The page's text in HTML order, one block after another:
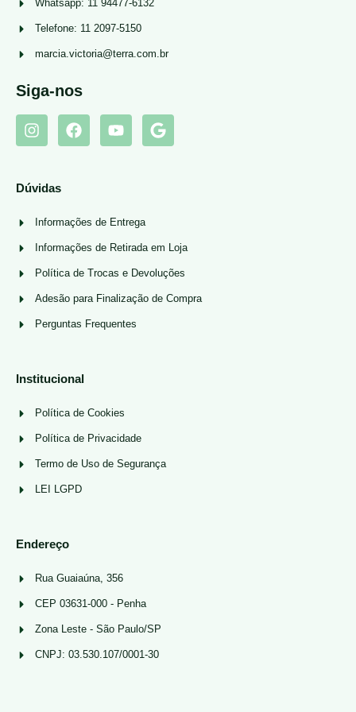
Whatsapp: 11 94477-6132
Telefone: 11 2097-5150
marcia.victoria@terra.com.br
Siga-nos
Dúvidas
Informações de Entrega
Informações de Retirada em Loja
Política de Trocas e Devoluções
Adesão para Finalização de Compra
Perguntas Frequentes
Institucional
Política de Cookies
Política de Privacidade
Termo de Uso de Segurança
LEI LGPD
Endereço
Rua Guaiaúna, 356
CEP 03631-000 - Penha
Zona Leste - São Paulo/SP
CNPJ: 03.530.107/0001-30